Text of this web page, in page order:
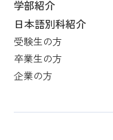
学部紹介
日本語別科紹介
受験生の方
卒業生の方
企業の方